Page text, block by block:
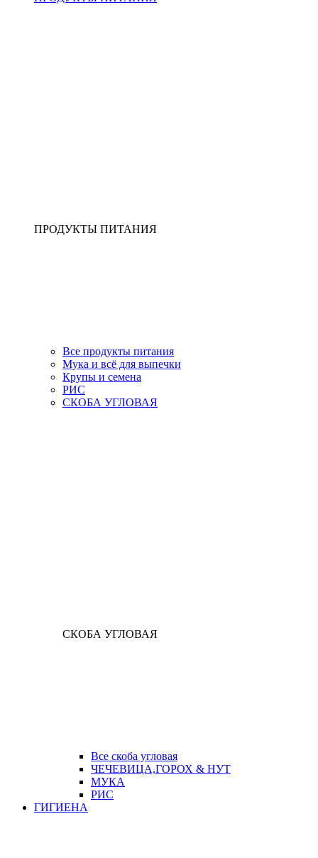
ПРОДУКТЫ ПИТАНИЯ
Все продукты питания
Мука и всё для выпечки
Крупы и семена
РИС
СКОБА УГЛОВАЯ
СКОБА УГЛОВАЯ
Все скоба угловая
ЧЕЧЕВИЦА,ГОРОХ & НУТ
МУКА
РИС
ГИГИЕНА